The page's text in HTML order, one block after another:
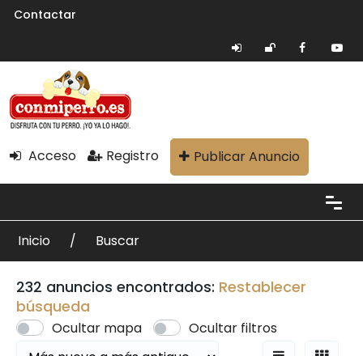
Contactar
Acceso Registro Publicar Anuncio
Inicio Buscar
232 anuncios encontrados: Restablecer
búsqueda
Ocultar mapa Ocultar filtros